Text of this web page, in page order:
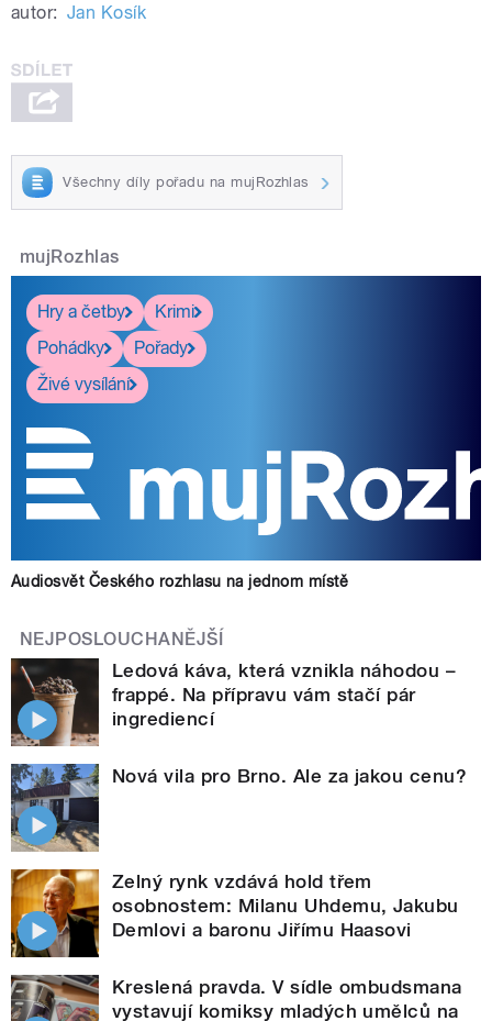
autor: Jan Kosík
Všechny díly pořadu na mujRozhlas
mujRozhlas
Hry a četby
Krimi
Pohádky
Pořady
Živé vysílání
Audiosvět Českého rozhlasu na jednom místě
NEJPOSLOUCHANĚJŠÍ
Ledová káva, která vznikla náhodou –
frappé. Na přípravu vám stačí pár
ingrediencí
Nová vila pro Brno. Ale za jakou cenu?
Zelný rynk vzdává hold třem
osobnostem: Milanu Uhdemu, Jakubu
Demlovi a baronu Jiřímu Haasovi
Kreslená pravda. V sídle ombudsmana
vystavují komiksy mladých umělců na